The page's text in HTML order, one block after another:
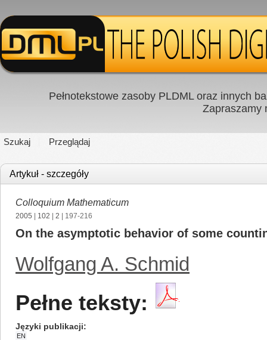
Pełnotekstowe zasoby PLDML oraz innych
Zapraszamy
Szukaj Przeglądaj
Artykuł - szczegóły
Colloquium Mathematicum
2005 102 2 | 197-216
On the asymptotic behavior of some
Wolfgang A. Schmid
Pełne teksty:
Języki publikacji
EN